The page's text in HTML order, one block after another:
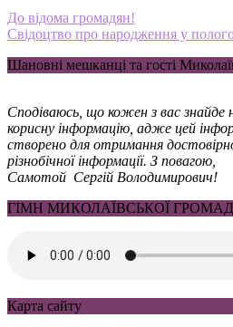
До відома громадян!
Свідоцтво про народження у
Шановні мешканці та гості
Сподіваюсь, що кожен з вас знайде
корисну інформацію, адже цей
створено для отримання
різнобічної інформації. З повагою,
Самотой Сергій Володимирович!
ГІМН МИКОЛАЇВСЬКОЇ
Карта сайту